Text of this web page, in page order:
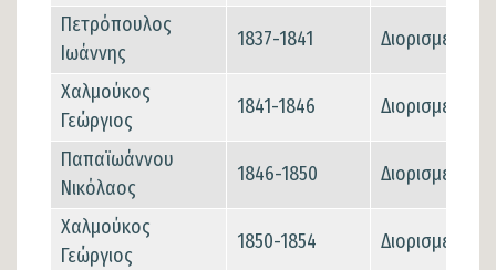
Πετρόπουλος
Ιωάννης
1837-1841 Διορισμένος
Χαλμούκος
Γεώργιος
1841-1846 Διορισμένος
Παπαϊωάννου
Νικόλαος
1846-1850 Διορισμένος
Χαλμούκος
Γεώργιος
1850-1854 Διορισμένος